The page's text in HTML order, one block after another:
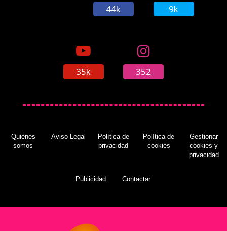
44k 9k
35k 352
Quiénes
somos
Aviso Legal
Política de
privacidad
Política de
cookies
Gestionar
cookies y
privacidad
Publicidad Contactar